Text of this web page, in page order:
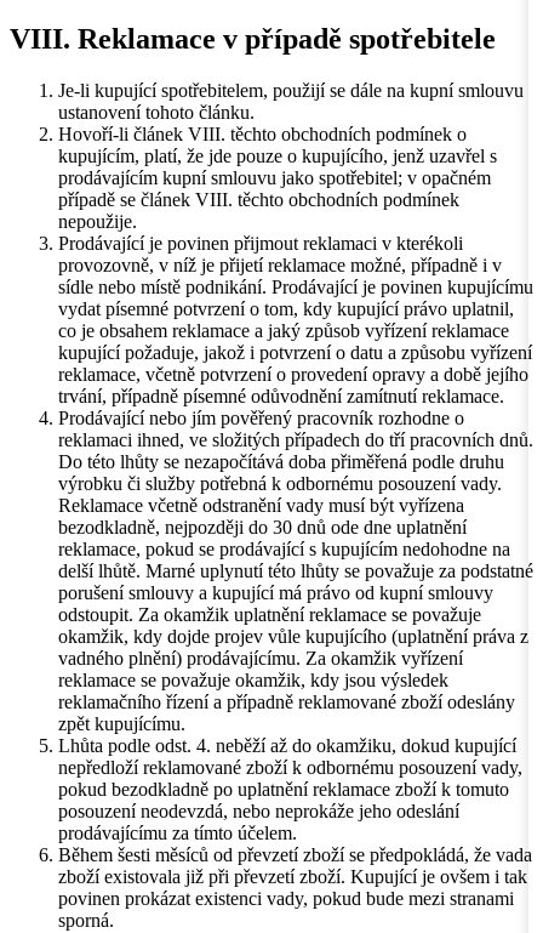
VIII. Reklamace v případě spotřebitele
Je-li kupující spotřebitelem, použijí se dále na kupní smlouvu
ustanovení tohoto článku.
Hovoří-li článek VIII. těchto obchodních podmínek o
kupujícím, platí, že jde pouze o kupujícího, jenž uzavřel s
prodávajícím kupní smlouvu jako spotřebitel; v opačném
případě se článek VIII. těchto obchodních podmínek
nepoužije.
Prodávající je povinen přijmout reklamaci v kterékoli
provozovně, v níž je přijetí reklamace možné, případně i v
sídle nebo místě podnikání. Prodávající je povinen kupujícímu
vydat písemné potvrzení o tom, kdy kupující právo uplatnil,
co je obsahem reklamace a jaký způsob vyřízení reklamace
kupující požaduje, jakož i potvrzení o datu a způsobu vyřízení
reklamace, včetně potvrzení o provedení opravy a době jejího
trvání, případně písemné odůvodnění zamítnutí reklamace.
Prodávající nebo jím pověřený pracovník rozhodne o
reklamaci ihned, ve složitých případech do tří pracovních dnů.
Do této lhůty se nezapočítává doba přiměřená podle druhu
výrobku či služby potřebná k odbornému posouzení vady.
Reklamace včetně odstranění vady musí být vyřízena
bezodkladně, nejpozději do 30 dnů ode dne uplatnění
reklamace, pokud se prodávající s kupujícím nedohodne na
delší lhůtě. Marné uplynutí této lhůty se považuje za podstatné
porušení smlouvy a kupující má právo od kupní smlouvy
odstoupit. Za okamžik uplatnění reklamace se považuje
okamžik, kdy dojde projev vůle kupujícího (uplatnění práva z
vadného plnění) prodávajícímu. Za okamžik vyřízení
reklamace se považuje okamžik, kdy jsou výsledek
reklamačního řízení a případně reklamované zboží odeslány
zpět kupujícímu.
Lhůta podle odst. 4. neběží až do okamžiku, dokud kupující
nepředloží reklamované zboží k odbornému posouzení vady,
pokud bezodkladně po uplatnění reklamace zboží k tomuto
posouzení neodevzdá, nebo neprokáže jeho odeslání
prodávajícímu za tímto účelem.
Během šesti měsíců od převzetí zboží se předpokládá, že vada
zboží existovala již při převzetí zboží. Kupující je ovšem i tak
povinen prokázat existenci vady, pokud bude mezi stranami
sporná.